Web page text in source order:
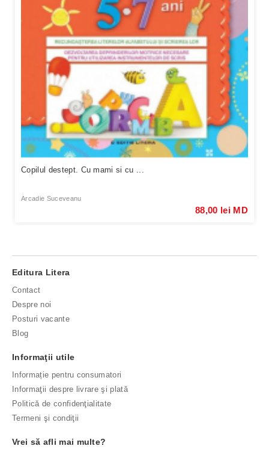
Copilul destept. Cu mami si cu ...
Arcadie Suceveanu
88,00 lei MD
Editura Litera
Contact
Despre noi
Posturi vacante
Blog
Informaţii utile
Informație pentru consumatori
Informaţii despre livrare şi plată
Politică de confidenţialitate
Termeni şi condiţii
Vrei să afli mai multe?